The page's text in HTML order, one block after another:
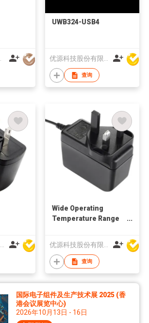
UWB324-USB4
查询
优源科技股份有限公司
Wide Operating
Temperature Range
优源科技股份有限公司
查询
国际电子组件及生产技术展 2025 (香
港会议展览中心)
2026年10月13日 - 16日